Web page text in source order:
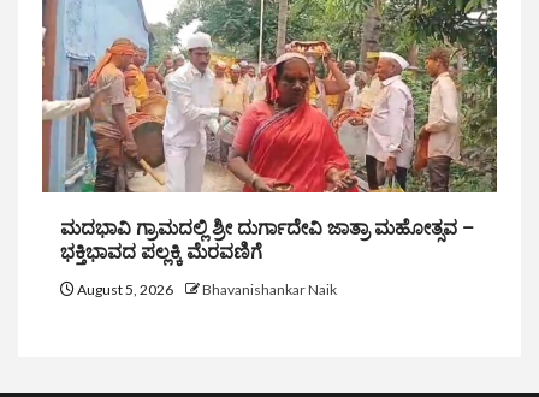
ಮದಭಾವಿ ಗ್ರಾಮದಲ್ಲಿ ಶ್ರೀ ದುರ್ಗಾದೇವಿ ಜಾತ್ರಾ ಮಹೋತ್ಸವ –
ಭಕ್ತಿಭಾವದ ಪಲ್ಲಕ್ಕಿ ಮೆರವಣಿಗೆ
August 5, 2026 Bhavanishankar Naik